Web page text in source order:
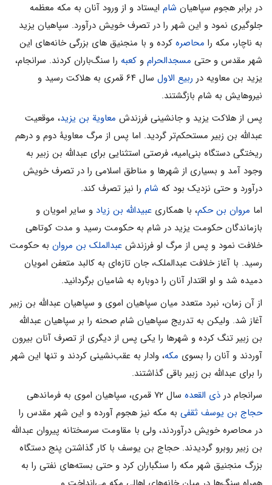
در برابر هجوم سپاهیان شام ایستاد و از ورود آنان به مکه معظمه
جلوگیری نمود و این شهر را در تصرف خویش درآورد. سپاهیان یزید
به ناچار، مکه را محاصره کرده و با منجنیق های بزرگی خانه‌های این
شهر مقدس و حتی مسجدالحرام و کعبه را سنگ‌باران کردند. سرانجام،
یزید بن معاویه در ربیع الاول
سال ۶۴ قمری به هلاکت رسید و
نیروهایش به شام بازگشتند.
پس از هلاکت یزید و جانشینی فرزندش معاویة بن یزید، موقعیت
عبدالله بن زبیر مستحکم‌تر گردید. اما پس از مرگ معاویۀ دوم و درهم‌
ریختگی دستگاه بنی‌امیه، فرصتی استثنایی برای عبدالله بن زبیر به
وجود آمد و بسیاری از شهرها و مناطق اسلامی را در تصرف خویش
درآورد و حتی نزدیک بود که شام را نیز تصرف کند.
اما مروان بن حکم، با همکاری عبیدالله بن زیاد و سایر امویان و
بازماندگان حکومت یزید در شام به حکومت رسید و مدت کوتاهی
خلافت نمود و پس از مرگ او فرزندش عبدالملک بن مروان به حکومت
رسید. با آغاز خلافت عبدالملک، جان تازه‌ای به کالبد متعفن امویان
دمیده شد و او اقتدار آنان را دوباره به شامیان برگردانید.
از آن زمان، نبرد متعدد میان سپاهیان اموی و سپاهیان عبدالله بن زبیر
آغاز شد. ولیکن به تدریج سپاهیان شام صحنه را بر سپاهیان عبدالله
بن زبیر تنگ کرده و شهرها را یکی پس از دیگری از تصرف آنان بیرون
آوردند و آنان را بسوی مکه، وادار به عقب‌نشینی کردند و تنها این شهر
را برای عبدالله بن زبیر باقی گذاشتند.
سرانجام در ذی القعده سال ۷۲ قمری، سپاهیان اموی به فرماندهی
حجاج بن یوسف ثقفی به مکه نیز هجوم آورده و این شهر مقدس را
در محاصره خویش درآوردند، ولی با مقاومت سرسختانه پیروان عبدالله
بن زبیر روبرو گردیدند. حجاج بن یوسف با کار گذاشتن پنج دستگاه
بزرگ منجنیق شهر مکه را سنگباران کرد و حتی بسته‌های نفتی را به